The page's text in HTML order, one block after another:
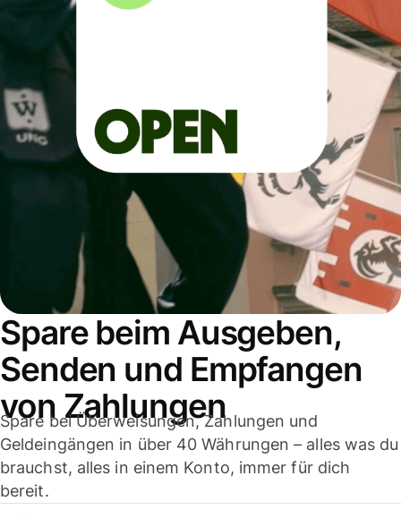
Spare beim Ausgeben,
Senden und Empfangen
von Zahlungen
Spare bei Überweisungen, Zahlungen und
Geldeingängen in über 40 Währungen – alles was du
brauchst, alles in einem Konto, immer für dich
bereit.